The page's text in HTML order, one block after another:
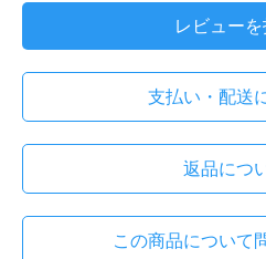
レビュー
支払い・配送
返品につ
この商品について